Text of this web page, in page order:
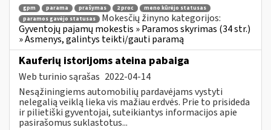
gpm parama prašymas 2 proc
meno kūrėjo statusas
paramos gavėjo statusas
Mokesčių žinyno kategorijos:
Gyventojų pajamų mokestis » Paramos skyrimas (34 str.)
» Asmenys, galintys teikti/gauti paramą
Kauferių istorijoms ateina pabaiga
Web turinio sąrašas 2022-04-14
Nesąžiningiems automobilių pardavėjams vystyti
nelegalią veiklą lieka vis mažiau erdvės. Prie to prisideda
ir pilietiški gyventojai, suteikiantys informacijos apie
pasirašomus suklastotus...